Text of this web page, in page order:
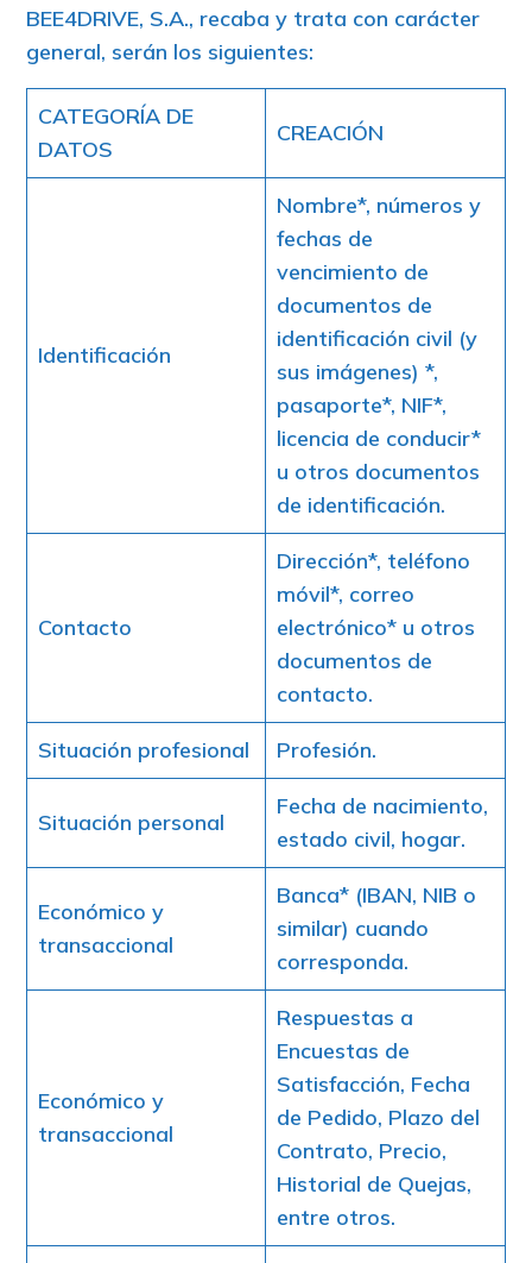
BEE4DRIVE, S.A., recaba y trata con carácter
general, serán los siguientes:
CATEGORÍA DE
DATOS
CREACIÓN
Identificación
Nombre*, números y
fechas de
vencimiento de
documentos de
identificación civil (y
sus imágenes) *,
pasaporte*, NIF*,
licencia de conducir*
u otros documentos
de identificación.
Contacto
Dirección*, teléfono
móvil*, correo
electrónico* u otros
documentos de
contacto.
Situación profesional Profesión.
Situación personal
Fecha de nacimiento,
estado civil, hogar.
Económico y
transaccional
Banca* (IBAN, NIB o
similar) cuando
corresponda.
Económico y
transaccional
Respuestas a
Encuestas de
Satisfacción, Fecha
de Pedido, Plazo del
Contrato, Precio,
Historial de Quejas,
entre otros.